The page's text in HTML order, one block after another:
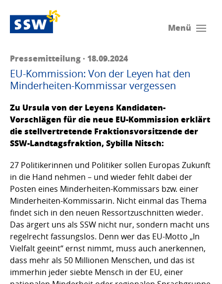
Menü
Pressemitteilung · 18.09.2024
EU-Kommission: Von der Leyen hat den
Minderheiten-Kommissar vergessen
Zu Ursula von der Leyens Kandidaten-
Vorschlägen für die neue EU-Kommission erklärt
die stellvertretende Fraktionsvorsitzende der
SSW-Landtagsfraktion, Sybilla Nitsch:
27 Politikerinnen und Politiker sollen Europas Zukunft
in die Hand nehmen – und wieder fehlt dabei der
Posten eines Minderheiten-Kommissars bzw. einer
Minderheiten-Kommissarin. Nicht einmal das Thema
findet sich in den neuen Ressortzuschnitten wieder.
Das ärgert uns als SSW nicht nur, sondern macht uns
regelrecht fassungslos. Denn wer das EU-Motto „In
Vielfalt geeint“ ernst nimmt, muss auch anerkennen,
dass mehr als 50 Millionen Menschen, und das ist
immerhin jeder siebte Mensch in der EU, einer